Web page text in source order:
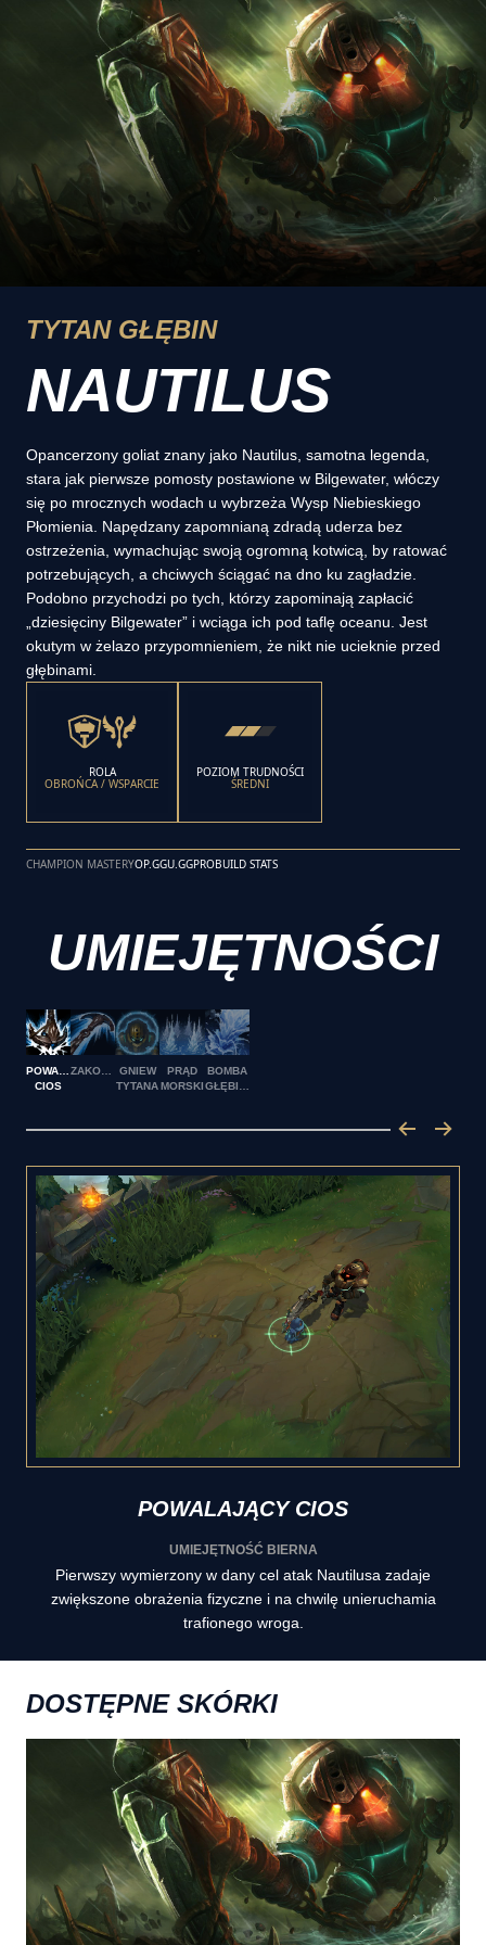
TYTAN GŁĘBIN
NAUTILUS
Opancerzony goliat znany jako Nautilus, samotna legenda,
stara jak pierwsze pomosty postawione w Bilgewater, włóczy
się po mrocznych wodach u wybrzeża Wysp Niebieskiego
Płomienia. Napędzany zapomnianą zdradą uderza bez
ostrzeżenia, wymachując swoją ogromną kotwicą, by ratować
potrzebujących, a chciwych ściągać na dno ku zagładzie.
Podobno przychodzi po tych, którzy zapominają zapłacić
„dziesięciny Bilgewater” i wciąga ich pod taflę oceanu. Jest
okutym w żelazo przypomnieniem, że nikt nie ucieknie przed
głębinami.
ROLA
OBROŃCA / WSPARCIE
POZIOM TRUDNOŚCI
ŚREDNI
CHAMPION MASTERYOP.GGU.GGPROBUILD STATS
UMIEJĘTNOŚCI
POWALAJĄCY
CIOS
GNIEW
TYTANA
PRĄD
MORSKI
BOMBA
POWALAJĄCY CIOS
UMIEJĘTNOŚĆ BIERNA
Pierwszy wymierzony w dany cel atak Nautilusa zadaje
zwiększone obrażenia fizyczne i na chwilę unieruchamia
trafionego wroga.
DOSTĘPNE SKÓRKI